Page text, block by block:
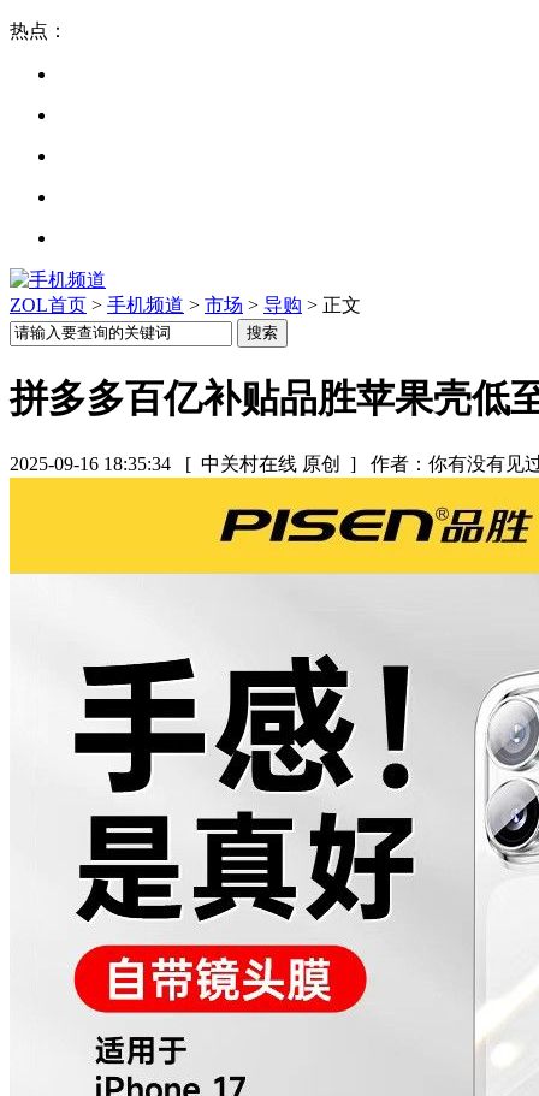
热点：
ZOL首页 > 手机频道 > 市场 > 导购 > 正文
拼多多百亿补贴品胜苹果壳低
2025-09-16 18:35:34 [ 中关村在线 原创 ] 作者：你有没有见